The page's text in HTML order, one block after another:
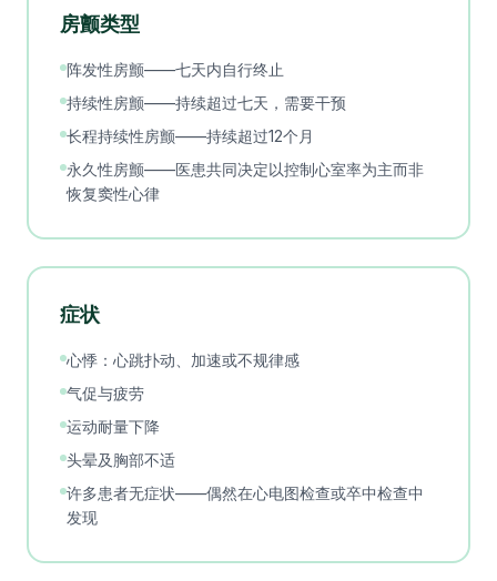
房颤类型
阵发性房颤——七天内自行终止
持续性房颤——持续超过七天，需要干预
长程持续性房颤——持续超过12个月
永久性房颤——医患共同决定以控制心室率为主而非
恢复窦性心律
症状
心悸：心跳扑动、加速或不规律感
气促与疲劳
运动耐量下降
头晕及胸部不适
许多患者无症状——偶然在心电图检查或卒中检查中
发现